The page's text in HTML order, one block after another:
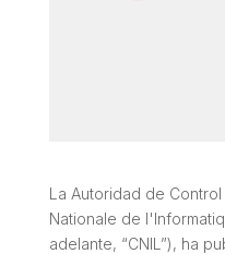
La Autoridad de Control
Nationale de
adelante, “CNIL”), ha